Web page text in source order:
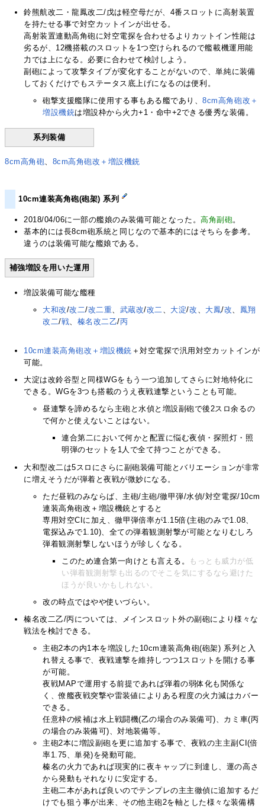
鈴熊航改二・龍鳳改二/戊は軽空母だが、4番スロットに高射装置
を持たせる事で対空カットインが出せる。
高射装置連動高角砲に対空電探を合わせるよりカットイン性能は
劣るが、12機搭載のスロットを1つ空けられるので艦載機運用能
力では上になる。必要に合わせて検討しよう。
副砲によって攻撃タイプが変化することがないので、単純に装備
しておくだけでもステータス底上げになるのは便利。
砲撃支援艦隊に使用する事もある艦であり、8cm高角砲改＋
増設機銃は増設枠から火力+1・命中+2できる優秀な装備。
系列装備
8cm高角砲、 8cm高角砲改＋増設機銃
10cm連装高角砲(砲架) 系列
2018/04/06に一部の艦娘のみ装備可能となった。高角副砲。
基本的には長8cm砲系統と同じなので基本的にはそちらを参考。
違うのは装備可能な艦娘である。
補強増設を用いた運用
増設装備可能な艦種
大和改/改二/改二重、 武蔵改/改二、 大淀/改 、 大鳳/改、 鳳翔
改二/戦、 榛名改二乙/丙
10cm連装高角砲改＋増設機銃 ＋対空電探で汎用対空カットインが
可能。
大淀は改鈴谷型と同様WGをもう一つ追加してさらに対地特化に
できる。WGを3つも搭載のうえ夜戦連撃ということも可能。
昼連撃を諦めるなら主砲と水偵と増設副砲で後2スロ余るの
で何かと使えないことはない。
連合第二において何かと配置に悩む夜偵・探照灯・照
明弾のセットを1人で全て持つことができる。
大和型改二は5スロにさらに副砲装備可能とバリエーションが非常
に増えそうだが弾着と夜戦が微妙になる。
ただ昼戦のみならば、主砲/主砲/徹甲弾/水偵/対空電探/10cm
連装高角砲改＋増設機銃とすると
専用対空CIに加え、徹甲弾倍率が1.15倍(主砲のみで1.08、
電探込みで1.10)、全ての弾着観測射撃が可能となりむしろ
弾着観測射撃しないほうが珍しくなる。
このため連合第一向けとも言える。
もっとも威力が低
い弾着観測射撃も出るのでそこを気にするなら避けた
ほうが良いかもしれない。
改の時点ではやや使いづらい。
榛名改二乙/丙については、メインスロット外の副砲により様々な
戦法を検討できる。
主砲2本の内1本を増設した10cm連装高角砲(砲架) 系列と入
れ替える事で、夜戦連撃を維持しつつ1スロットを開ける事
が可能。
夜戦MAPで運用する前提であれば弾着の弱体化も関係な
く、僚艦夜戦突撃や雷装値によりある程度の火力減はカバー
できる。
任意枠の候補は水上戦闘機(乙の場合のみ装備可)、カミ車(丙
の場合のみ装備可)、対地装備等。
主砲2本に増設副砲を更に追加する事で、夜戦の主主副CI(倍
率1.75、単発)を発動可能。
榛名の火力であれば現実的に夜キャップに到達し、運の高さ
から発動もそれなりに安定する。
主砲二本があれば良いのでテンプレの主主徹偵に追加するだ
けでも狙う事が出来、その他主砲2を軸とした様々な装備構